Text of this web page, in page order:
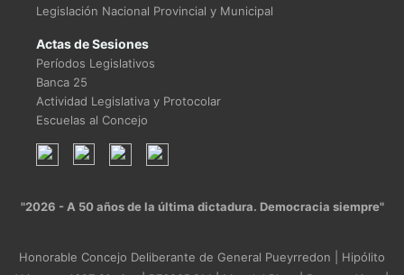
Legislación Nacional Provincial y Municipal
Actas de Sesiones
Períodos Legislativos
Banca 25
Actividad Legislativa y Protocolar
Escuelas al Concejo
"2026 - A 50 años de la última dictadura. Democracia siempre"
Honorable Concejo Deliberante de General Pueyrredon | Hipólito